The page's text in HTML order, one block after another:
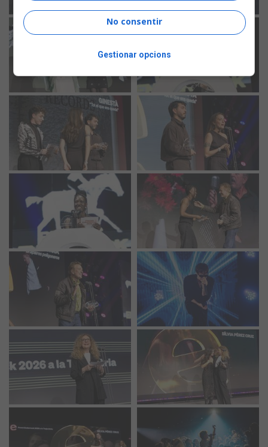
No consentir
Gestionar opcions